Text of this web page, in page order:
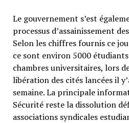
Le gouvernement s’est
processus d’assainissement des
Selon les chiffres fournis ce
ce sont environ 5000
chambres universitaires, lors
libération des cités lancées il
semaine. La principale
Sécurité reste la dissolution
associations syndicales